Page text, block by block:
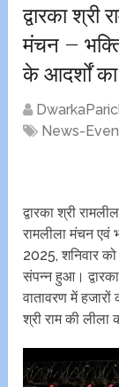
द्वारका श्री
मंचन –
के आदर्शों
News-
द्वारका श्री
रामलीला मंचन एवं
2025, शनिवार
संपन्न हुआ।
वातावरण में हजारों
श्री राम की लीला